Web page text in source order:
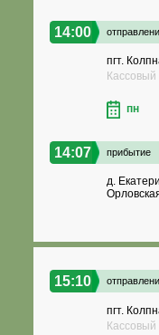
14:00
пгт.
пн
14:07 прибытие
д.
15:10
пгт.